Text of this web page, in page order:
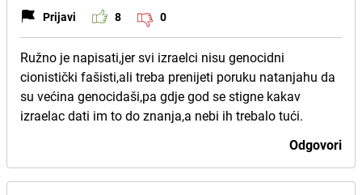
Prijavi 8 0
Ružno je napisati,jer svi izraelci nisu genocidni
cionistički fašisti,ali treba prenijeti poruku natanjahu da
su većina genocidaši,pa gdje god se stigne kakav
izraelac dati im to do znanja,a nebi ih trebalo tući.
Odgovori